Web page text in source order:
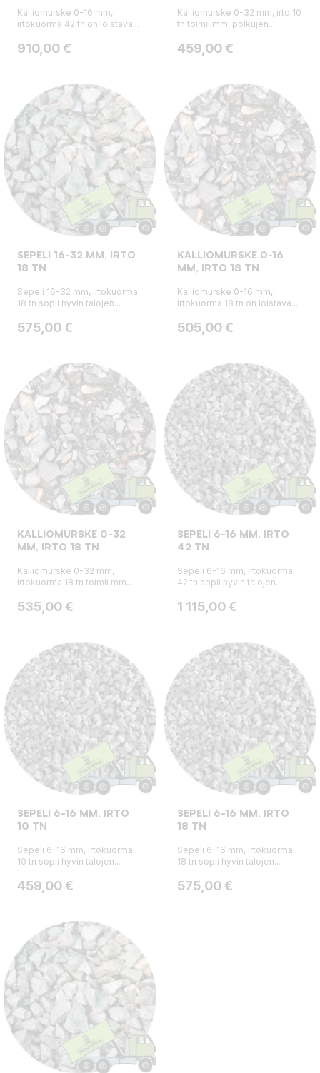
Kalliomurske 0-16 mm,
irtokuorma 42 tn on loistava...
Hinta
910,00 €
Kalliomurske 0-32 mm, irto 10
tn toimii mm. polkujen...
Hinta
459,00 €
SEPELI 16-32 MM, IRTO
18 TN
Sepeli 16-32 mm, irtokuorma
18 tn sopii hyvin talojen...
Hinta
575,00 €
KALLIOMURSKE 0-16
MM, IRTO 18 TN
Kalliomurske 0-16 mm,
irtokuorma 18 tn on loistava...
Hinta
505,00 €
KALLIOMURSKE 0-32
MM, IRTO 18 TN
Kalliomurske 0-32 mm,
irtokuorma 18 tn toimii mm....
Hinta
535,00 €
SEPELI 6-16 MM, IRTO
42 TN
Sepeli 6-16 mm, irtokuorma
42 tn sopii hyvin talojen...
Hinta
1 115,00 €
SEPELI 6-16 MM, IRTO
10 TN
Sepeli 6-16 mm, irtokuorma
10 tn sopii hyvin talojen...
Hinta
459,00 €
SEPELI 6-16 MM, IRTO
18 TN
Sepeli 6-16 mm, irtokuorma
18 tn sopii hyvin talojen...
Hinta
575,00 €